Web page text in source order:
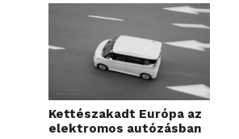
Kettészakadt Európa az
elektromos autózásban